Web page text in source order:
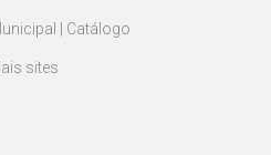
| Catálogo
sites